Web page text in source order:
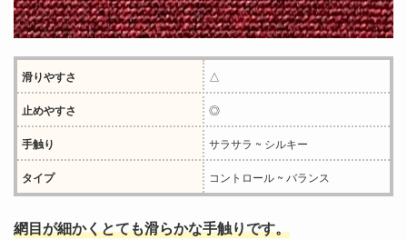
滑りやすさ ‎△
止めやすさ ◎
手触り サラサラ ~ シルキー
タイプ コントロール ~ バランス
網目が細かくとても滑らかな手触りです。